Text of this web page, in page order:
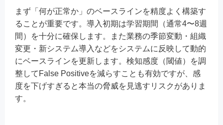
まず「何が正常か」のベースラインを精度よく構築す
ることが重要です。導入初期は学習期間（通常4〜8週
間）を十分に確保します。また業務の季節変動・組織
変更・新システム導入などをシステムに反映して動的
にベースラインを更新します。検知感度（閾値）を調
整してFalse Positiveを減らすことも有効ですが、感
度を下げすぎると本当の脅威を見逃すリスクがありま
す。